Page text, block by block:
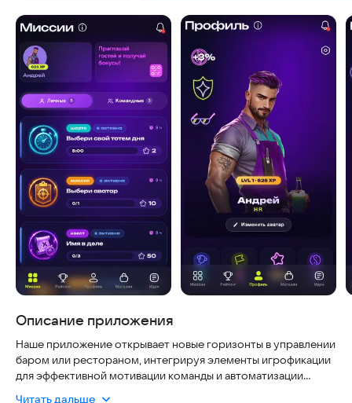
Скриншоты
Описание приложения
Наше приложение открывает новые горизонты в управлении
баром или рестораном, интегрируя элементы игрофикации
для эффективной мотивации команды и автоматизации
Читать дальше